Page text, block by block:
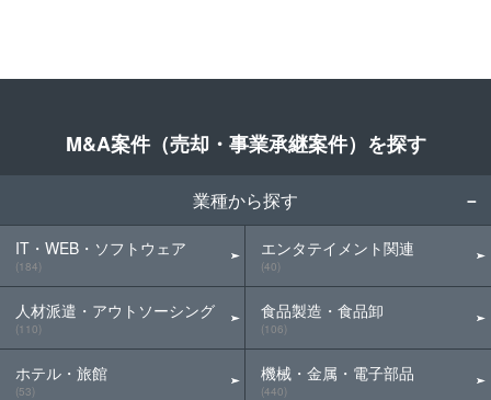
M&A案件（売却・事業承継案件）を探す
業種から探す
IT・WEB・ソフトウェア
(184)
人材派遣・アウトソーシング
(110)
ホテル・旅館
(53)
エンタテイメント関連
(40)
食品製造・食品卸
(106)
機械・金属・電子部品
(440)